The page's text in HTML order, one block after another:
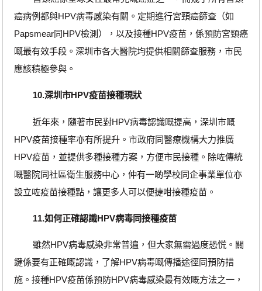
癌病例都與HPV病毒感染有關。定期進行宮頸癌篩查（如
Papsmear同HPV檢測），以及接種HPV疫苗，係預防宮頸癌
嘅最有效手段。深圳市各大醫院均提供相關篩查服務，市民
應該積極參與。
10.深圳市HPV疫苗接種現狀
近年來，隨著市民對HPV病毒認識嘅提高，深圳市嘅
HPV疫苗接種率亦有所提升。市政府同醫療機構大力推廣
HPV疫苗，並提供多種接種方案，方便市民接種。除咗傳統
嘅醫院同社區衛生服務中心，仲有一啲學校同企事業單位亦
設立咗疫苗接種點，讓更多人可以便捷咁接種疫苗。
11.如何正確認識HPV病毒同接種疫苗
雖然HPV病毒感染非常普遍，但大家無需過度恐慌。關
鍵係要有正確嘅認識，了解HPV病毒嘅傳播途徑同預防措
施。接種HPV疫苗係預防HPV病毒感染最有效嘅方法之一，